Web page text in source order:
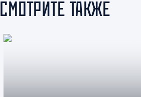
СМОТРИТЕ ТАКЖЕ